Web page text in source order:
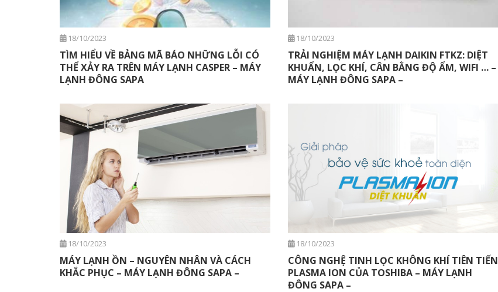
18/10/2023
TÌM HIỂU VỀ BẢNG MÃ BÁO NHỮNG LỖI CÓ
THỂ XẢY RA TRÊN MÁY LẠNH CASPER – MÁY
LẠNH ĐÔNG SAPA
18/10/2023
TRẢI NGHIỆM MÁY LẠNH DAIKIN FTKZ: DIỆT
KHUẨN, LỌC KHÍ, CÂN BẰNG ĐỘ ẨM, WIFI … –
MÁY LẠNH ĐÔNG SAPA –
18/10/2023
MÁY LẠNH ỒN – NGUYÊN NHÂN VÀ CÁCH
KHẮC PHỤC – MÁY LẠNH ĐÔNG SAPA –
18/10/2023
CÔNG NGHỆ TINH LỌC KHÔNG KHÍ TIÊN TIẾN
PLASMA ION CỦA TOSHIBA – MÁY LẠNH
ĐÔNG SAPA –